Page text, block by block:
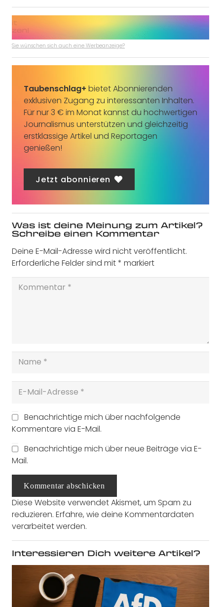
Sie wünschen sich auch eine Werbeanzeige?
Taubenschlag+ bietet Abonnierenden
exklusiven Zugang zu interessanten Inhalten.
Für nur 3 € im Monat kannst du hochwertigen
Journalismus unterstützen und gleichzeitig
erstklassige Artikel und Reportagen
genießen!
Jetzt abonnieren
Was ist deine Meinung zum Artikel?
Schreibe einen Kommentar
Deine E-Mail-Adresse wird nicht veröffentlicht.
Erforderliche Felder sind mit* markiert
Benachrichtige mich über nachfolgende
Kommentare via E-Mail.
Benachrichtige mich über neue Beiträge via E-
Mail.
Kommentar abschicken
Diese Website verwendet Akismet, um Spam zu
reduzieren. Erfahre, wie deine Kommentardaten
verarbeitet werden.
Interessieren Dich weitere Artikel?